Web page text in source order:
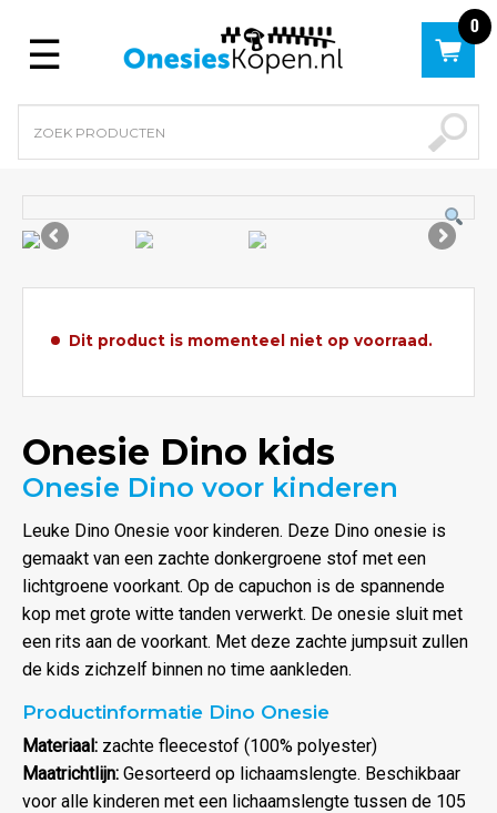
Menu
0
Dit product is momenteel niet op voorraad.
Onesie Dino kids
Onesie Dino voor kinderen
Leuke Dino Onesie voor kinderen. Deze Dino onesie is
gemaakt van een zachte donkergroene stof met een
lichtgroene voorkant. Op de capuchon is de spannende
kop met grote witte tanden verwerkt. De onesie sluit met
een rits aan de voorkant. Met deze zachte jumpsuit zullen
de kids zichzelf binnen no time aankleden.
Productinformatie Dino Onesie
Materiaal: zachte fleecestof (100% polyester)
Maatrichtlijn: Gesorteerd op lichaamslengte. Beschikbaar
voor alle kinderen met een lichaamslengte tussen de 105